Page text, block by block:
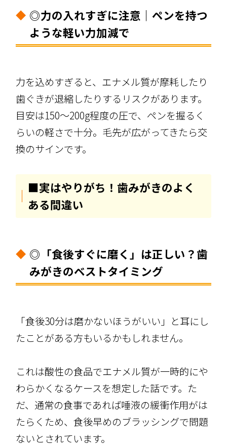
◎力の入れすぎに注意｜ペンを持つ
ような軽い力加減で
力を込めすぎると、エナメル質が摩耗したり
歯ぐきが退縮したりするリスクがあります。
目安は150〜200g程度の圧で、ペンを握るく
らいの軽さで十分。毛先が広がってきたら交
換のサインです。
■実はやりがち！歯みがきのよく
ある間違い
◎「食後すぐに磨く」は正しい？歯
みがきのベストタイミング
「食後30分は磨かないほうがいい」と耳にし
たことがある方もいるかもしれません。
これは酸性の食品でエナメル質が一時的にや
わらかくなるケースを想定した話です。た
だ、通常の食事であれば唾液の緩衝作用がは
たらくため、食後早めのブラッシングで問題
ないとされています。